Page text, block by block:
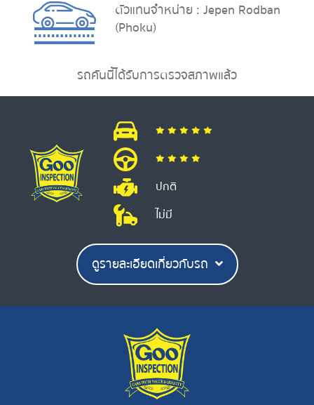
ตัวแทนจำหน่าย : Jepen Rodban
(Phoku)
รถคันนี้ได้รับการตรวจสภาพแล้ว
ปกติ
ไม่มี
ดูรายละเอียดเกี่ยวกับรถ